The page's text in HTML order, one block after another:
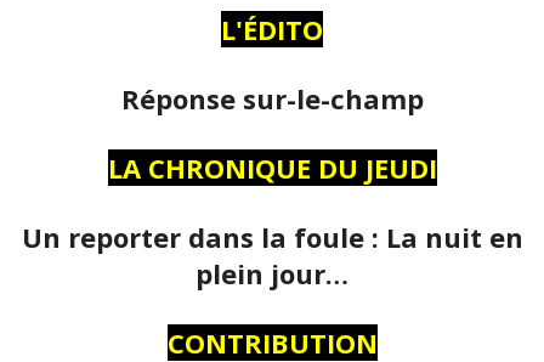
L'ÉDITO
Réponse sur-le-champ
LA CHRONIQUE DU JEUDI
Un reporter dans la foule : La nuit en
plein jour…
CONTRIBUTION